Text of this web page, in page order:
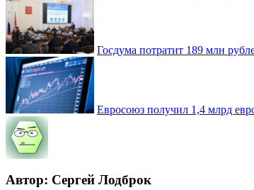
Госдума потратит 189 млн
Евросоюз получил 1,4 млрд
Автор: Сергей Лодброк